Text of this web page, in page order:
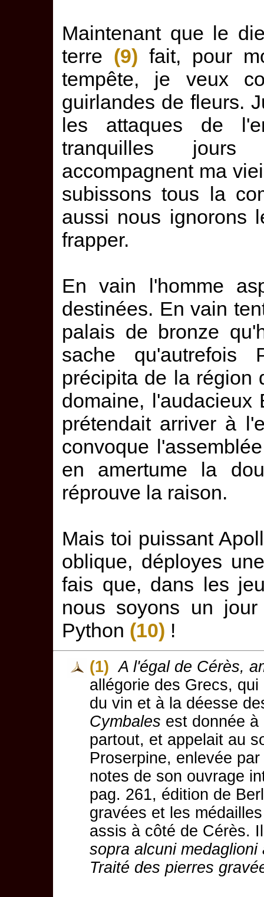
Maintenant que le
terre (9) fait, pour
tempête, je veux
guirlandes de fleurs.
les attaques de
tranquilles
accompagnent ma
subissons tous la
aussi nous ignorons
frapper.
En vain l'homme
destinées. En vain
palais de bronze
sache qu'autrefois
précipita de la région
domaine, l'audacieux
prétendait arriver à
convoque
en amertume la
réprouve la raison.
Mais toi puissant
oblique, déployes
fais que, dans les
nous soyons un
Python (10) !
(1) A l'égal de Cérès,
allégorie des Grecs,
du vin et à la déesse
Cymbales est donnée
partout, et appelait au
Proserpine, enlevée
notes de son ouvrage
pag. 261, édition de
gravées et les
assis à côté de Cérès.
sopra alcuni medaglioni
Traité des pierres